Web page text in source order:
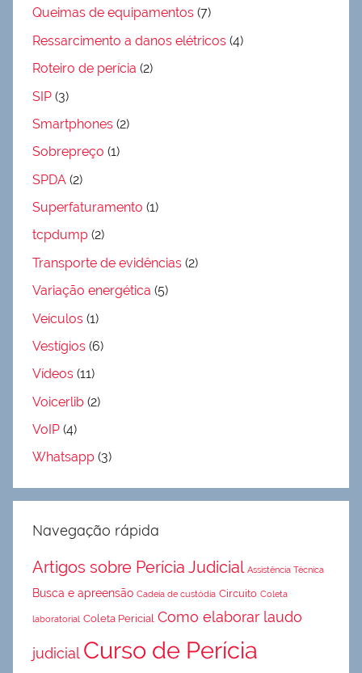
Queimas de equipamentos (7)
Ressarcimento a danos elétricos (4)
Roteiro de perícia (2)
SIP (3)
Smartphones (2)
Sobrepreço (1)
SPDA (2)
Superfaturamento (1)
tcpdump (2)
Transporte de evidências (2)
Variação energética (5)
Veículos (1)
Vestígios (6)
Vídeos (11)
Voicerlib (2)
VoIP (4)
Whatsapp (3)
Navegação rápida
Artigos sobre Perícia Judicial Assistência Técnica
Busca e apreensão Cadeia de custódia Circuito Coleta
laboratorial Coleta Pericial Como elaborar laudo
judicial Curso de Perícia